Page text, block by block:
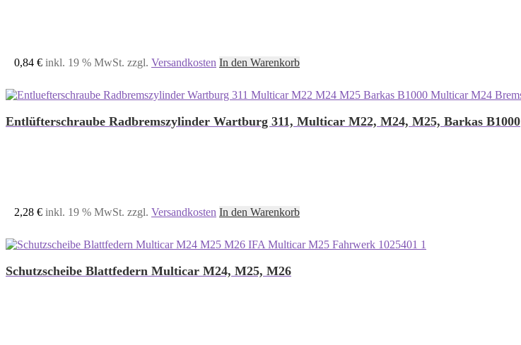
0,84 € inkl. 19 % MwSt. zzgl. Versandkosten In den Warenkorb
Entlüfterschraube Radbremszylinder Wartburg 311, Multicar M22, M24, M25, Barkas B1000
2,28 € inkl. 19 % MwSt. zzgl. Versandkosten In den Warenkorb
Schutzscheibe Blattfedern Multicar M24, M25, M26